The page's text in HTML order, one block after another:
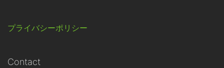
プライバシーポリシー
Contact